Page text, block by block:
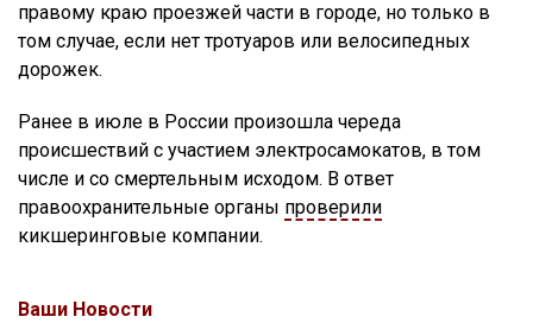
правому краю проезжей части в городе, но только в
том случае, если нет тротуаров или велосипедных
дорожек.
Ранее в июле в России произошла череда
происшествий с участием электросамокатов, в том
числе и со смертельным исходом. В ответ
правоохранительные органы проверили
кикшеринговые компании.
Ваши Новости